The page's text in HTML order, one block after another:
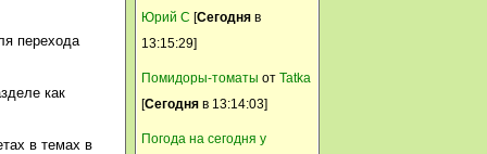
перехода
как
в темах в
Хоть бы кто то отсемафорил.
...
Никуша
13 Март, 2015, 21:55:41
...и затаились
Юрий С [Сегодня в
13:15:29]
Помидоры-томаты от Tatka
[Сегодня в 13:14:03]
Погода на сегодня у